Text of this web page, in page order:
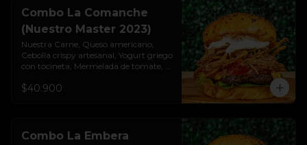
Combo La Comanche
(Nuestro Master 2023)
Nuestra Carne, Queso americano,
Cebolla crispy artesanal, Yogurt griego
con tocineta, Mermelada de tomate,
premium. Incluye papas rústicas a la
$40.900
Combo La Embera